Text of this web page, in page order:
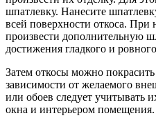
шпатлевку. Нанесите
всей поверхности откоса.
произвести дополнительную
достижения гладкого и
Затем откосы можно
зависимости от желаемого
или обоев следует учитывать
окна и интерьером помещения.